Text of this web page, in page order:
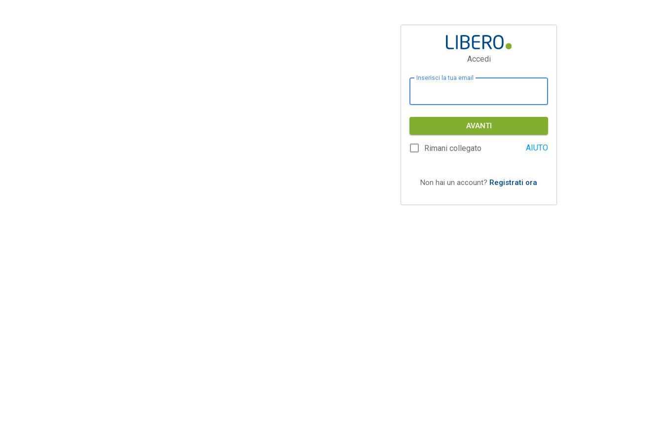
Accedi
Inserisci la tua email
AVANTI
Rimani collegato AIUTO
Non hai un account? Registrati ora